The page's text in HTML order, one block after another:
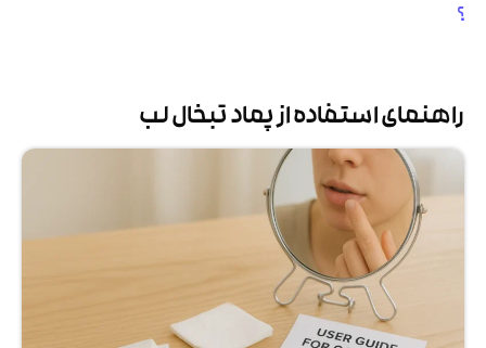
؟
راهنمای استفاده از پماد تبخال لب